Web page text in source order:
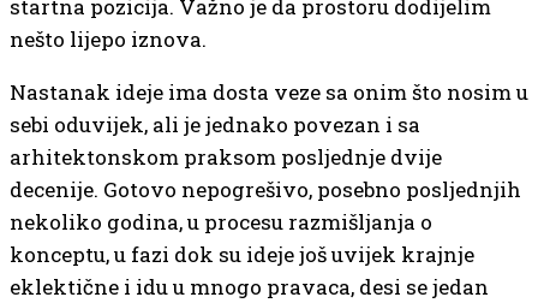
startna pozicija. Važno je da prostoru dodijelim
nešto lijepo iznova.
Nastanak ideje ima dosta veze sa onim što nosim u
sebi oduvijek, ali je jednako povezan i sa
arhitektonskom praksom posljednje dvije
decenije. Gotovo nepogrešivo, posebno posljednjih
nekoliko godina, u procesu razmišljanja o
konceptu, u fazi dok su ideje još uvijek krajnje
eklektične i idu u mnogo pravaca, desi se jedan